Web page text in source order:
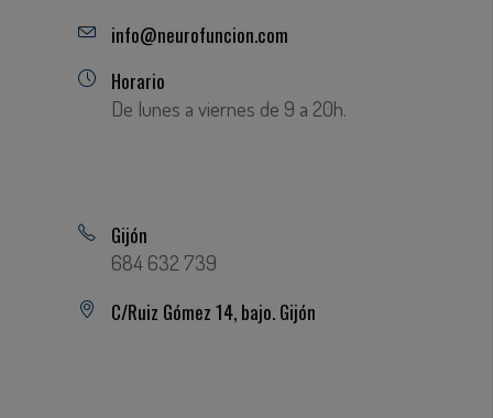
info@neurofuncion.com
Horario
De lunes a viernes de 9 a 20h.
Gijón
684 632 739
C/Ruiz Gómez 14, bajo. Gijón